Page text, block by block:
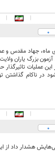
|
|
0
امسال آزمون بزرگ
این عملیات
در ناکام
|
|
0
هشدار داد از